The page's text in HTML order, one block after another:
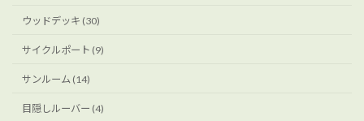
ウッドデッキ (30)
サイクルポート (9)
サンルーム (14)
目隠しルーバー (4)